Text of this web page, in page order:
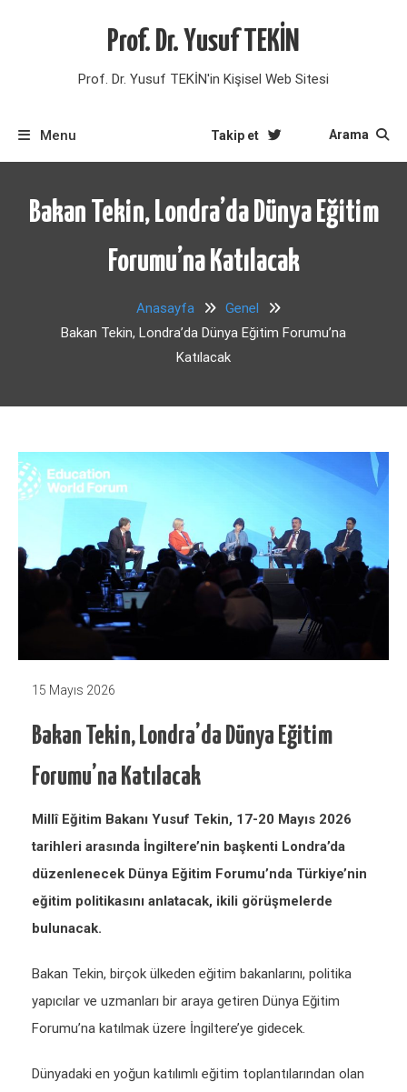
Prof. Dr. Yusuf TEKİN
Prof. Dr. Yusuf TEKİN'in Kişisel Web Sitesi
Menu Takip et Arama
Bakan Tekin, Londra’da Dünya Eğitim
Forumu’na Katılacak
Anasayfa
Genel
Bakan Tekin, Londra’da Dünya Eğitim Forumu’na
Katılacak
15 Mayıs 2026
Bakan Tekin, Londra’da Dünya Eğitim
Forumu’na Katılacak
Millî Eğitim Bakanı Yusuf Tekin, 17-20 Mayıs 2026
tarihleri arasında İngiltere’nin başkenti Londra’da
düzenlenecek Dünya Eğitim Forumu’nda Türkiye’nin
eğitim politikasını anlatacak, ikili görüşmelerde
bulunacak.
Bakan Tekin, birçok ülkeden eğitim bakanlarını, politika
yapıcılar ve uzmanları bir araya getiren Dünya Eğitim
Forumu’na katılmak üzere İngiltere’ye gidecek.
Dünyadaki en yoğun katılımlı eğitim toplantılarından olan